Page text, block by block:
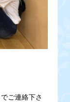
ご連絡下さ